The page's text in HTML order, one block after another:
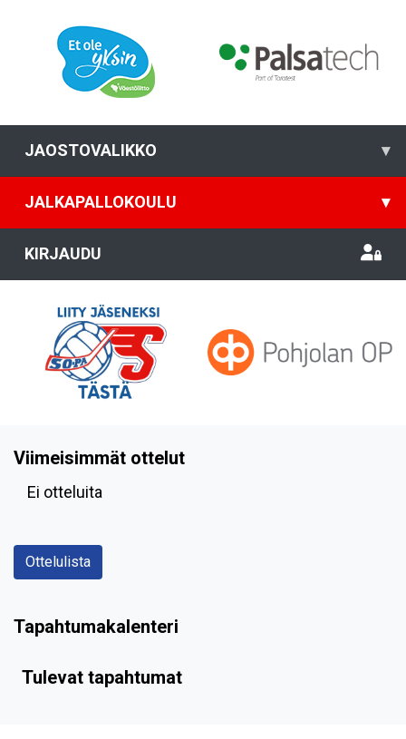
JAOSTOVALIKKO ▾
JALKAPALLOKOULU ▾
KIRJAUDU
Viimeisimmät ottelut
Ei otteluita
Ottelulista
Tapahtumakalenteri
Tulevat tapahtumat